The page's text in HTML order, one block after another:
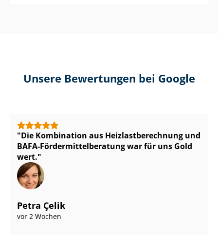
Unsere Bewertungen bei Google
Die Kombination aus Heiz­last­be­rech­nung und
BAFA-För­der­mit­tel­be­ra­tung war für uns Gold
wert.
Petra Çelik
vor 2 Wochen